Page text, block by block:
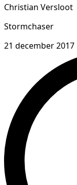
Christian Versloot
Stormchaser
21 december 2017